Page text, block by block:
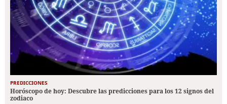
PREDICCIONES
Horóscopo de hoy: Descubre las predicciones para los 12 signos del
zodiaco